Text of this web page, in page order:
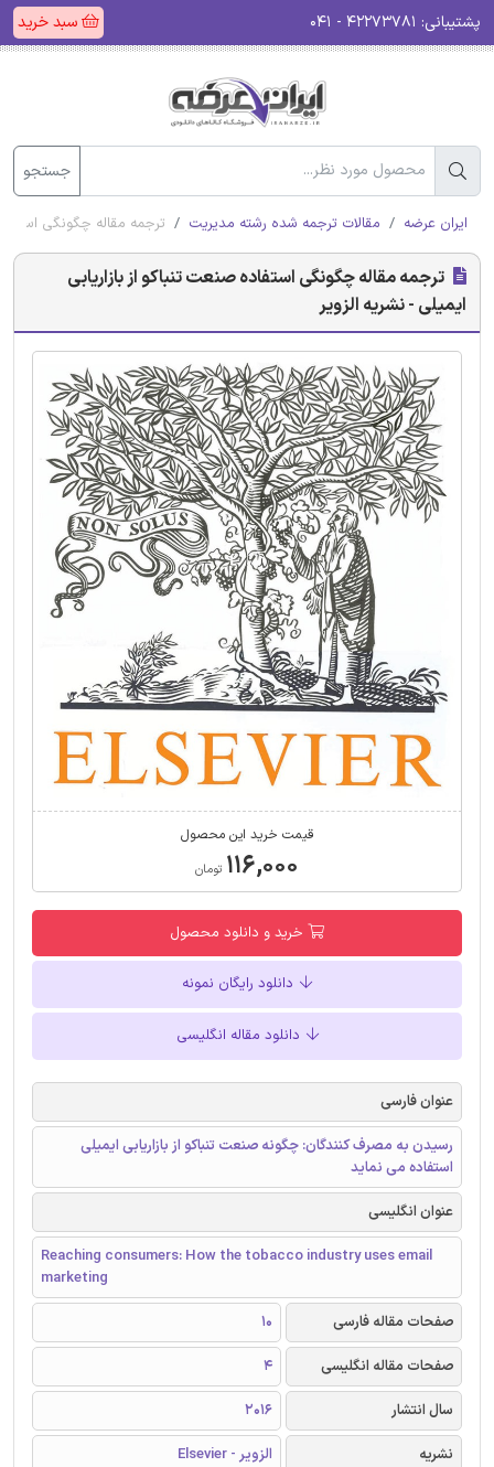
پشتیبانی: سبد خرید
جستجو
ایران عرضه مقالات ترجمه شده رشته مدیریت ترجمه مقاله چگونگی
ترجمه مقاله چگونگی استفاده صنعت تنباکو از بازاریابی
ایمیلی - نشریه الزویر
قیمت خرید این محصول
۱۱۶,۰۰۰ تومان
خرید و دانلود محصول
دانلود رایگان نمونه
دانلود مقاله انگلیسی
عنوان فارسی
رسیدن به مصرف کنندگان: چگونه صنعت تنباکو از بازاریابی ایمیلی
استفاده می نماید
عنوان انگلیسی
Reaching consumers: How the tobacco industry uses email
marketing
صفحات مقاله فارسی
10
صفحات مقاله انگلیسی
4
سال انتشار
2016
نشریه
الزویر - Elsevier